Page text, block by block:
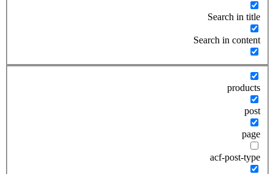
Search in title
Search in content
products
post
page
acf-post-type